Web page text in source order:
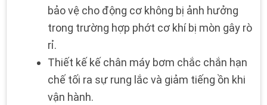
bảo vệ cho động cơ không bị ảnh hưởng
trong trường hợp phớt cơ khí bị mòn gây rò
rỉ.
Thiết kế kế chân máy bơm chắc chắn hạn
chế tối ra sự rung lắc và giảm tiếng ồn khi
vận hành.